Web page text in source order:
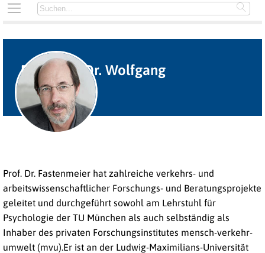
Professor Dr. Wolfgang
Fastenmeier
Prof. Dr. Fastenmeier hat zahlreiche verkehrs- und
arbeitswissenschaftlicher Forschungs- und Beratungsprojekte
geleitet und durchgeführt sowohl am Lehrstuhl für
Psychologie der TU München als auch selbständig als
Inhaber des privaten Forschungsinstitutes mensch-verkehr-
umwelt (mvu).Er ist an der Ludwig-Maximilians-Universität